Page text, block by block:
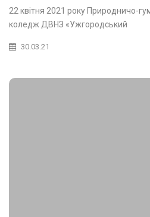
22 квітня 2021 року Природничо-
коледж ДВНЗ «Ужгородський
30.03.21